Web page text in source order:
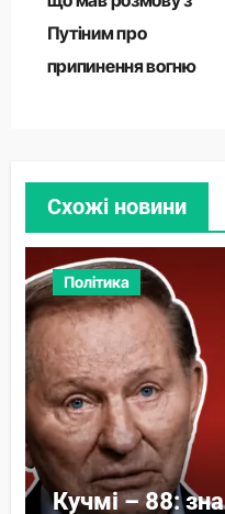
Путіним про
припинення вогню
Схожі новини
Політика
Кучмі – 88: